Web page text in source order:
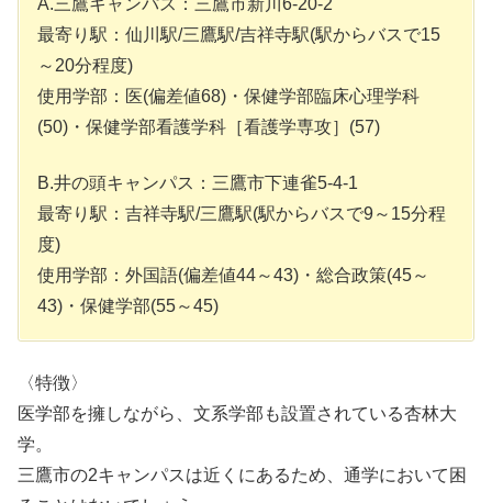
A.三鷹キャンパス：三鷹市新川6-20-2
最寄り駅：仙川駅/三鷹駅/吉祥寺駅(駅からバスで15
～20分程度)
使用学部：医(偏差値68)・保健学部臨床心理学科
(50)・保健学部看護学科［看護学専攻］(57)
B.井の頭キャンパス：三鷹市下連雀5-4-1
最寄り駅：吉祥寺駅/三鷹駅(駅からバスで9～15分程
度)
使用学部：外国語(偏差値44～43)・総合政策(45～
43)・保健学部(55～45)
〈特徴〉
医学部を擁しながら、文系学部も設置されている杏林大
学。
三鷹市の2キャンパスは近くにあるため、通学において困